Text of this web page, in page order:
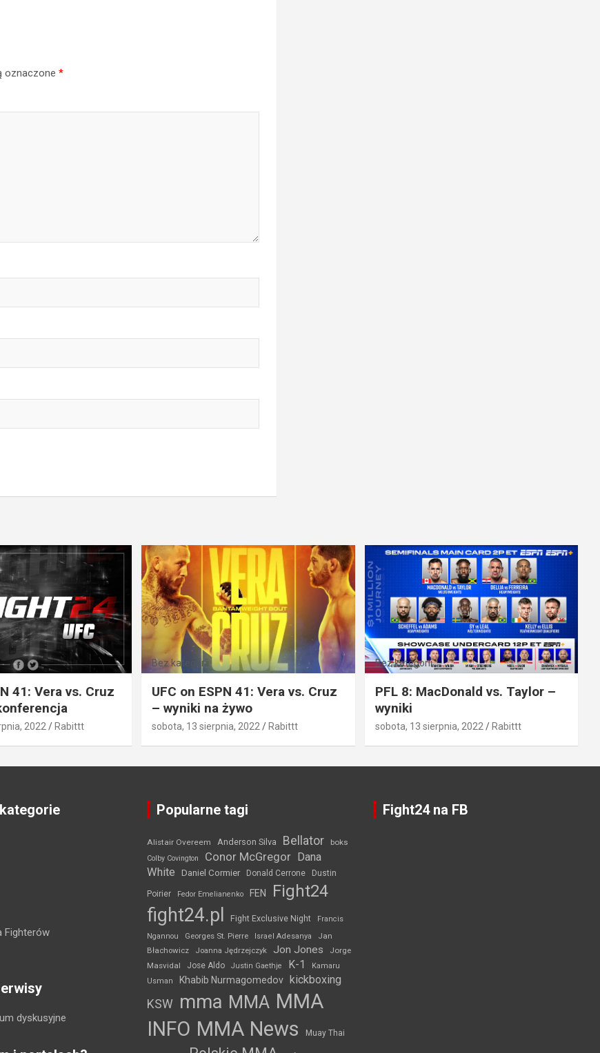
oznaczone *
41: Vera vs. Cruz
2022 Rabittt
Bez kategorii
UFC on ESPN 41: Vera vs. Cruz
– wyniki na żywo
sobota, 13 sierpnia, 2022 Rabittt
Bez kategorii
PFL 8: MacDonald vs. Taylor –
wyniki
sobota, 13 sierpnia, 2022 Rabittt
Fighterów
dyskusyjne
Popularne tagi
Alistair Overeem Anderson Silva Bellator boks
Colby Covington Conor McGregor Dana
White
Daniel Cormier Donald Cerrone Dustin
Poirier Fedor Emelianenko FEN Fight24
fight24.pl Fight Exclusive Night
Francis
Ngannou
Georges St. Pierre Israel Adesanya
Jan
Błachowicz
Joanna Jędrzejczyk Jon Jones
Jorge
Masvidal
Jose Aldo Justin Gaethje K-1
Kamaru
Usman
Khabib Nurmagomedov kickboxing
KSW mma MMA MMA
INFO MMA News Muay Thai
Fight24 na FB